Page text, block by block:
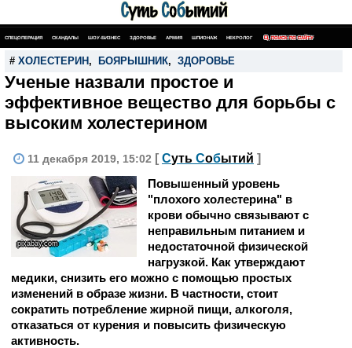
СПЕЦОПЕРАЦИЯ СКАНДАЛЫ ШОУ-БИЗНЕС ЗДОРОВЬЕ АРМИЯ ШПИОНАЖ НЕКРОЛОГ ПОИСК ПО САЙТУ
# ХОЛЕСТЕРИН , БОЯРЫШНИК, ЗДОРОВЬЕ
Ученые назвали простое и
эффективное вещество для борьбы с
высоким холестерином
11 декабря 2019, 15:02 [ Суть Событий ]
pixabay.com
Повышенный уровень
"плохого холестерина" в
крови обычно связывают с
неправильным питанием и
недостаточной физической
нагрузкой. Как утверждают
медики, снизить его можно с помощью простых
изменений в образе жизни. В частности, стоит
сократить потребление жирной пищи, алкоголя,
отказаться от курения и повысить физическую
активность.